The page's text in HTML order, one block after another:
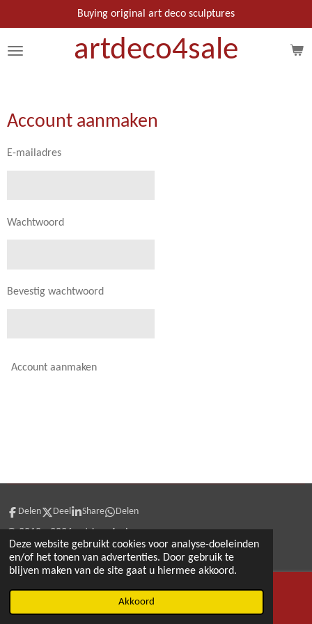
Deze website gebruikt cookies voor analyse-doeleinden
en/of het tonen van advertenties. Door gebruik te
blijven maken van de site gaat u hiermee akkoord.
Akkoord
direct
naar
artdeco4sale
Buying original art deco sculptures
Account aanmaken
E-mailadres
Wachtwoord
Bevestig wachtwoord
Account aanmaken
Delen Deel Share Delen
© 2018 - 2026 artdeco4sale
E-mailadres